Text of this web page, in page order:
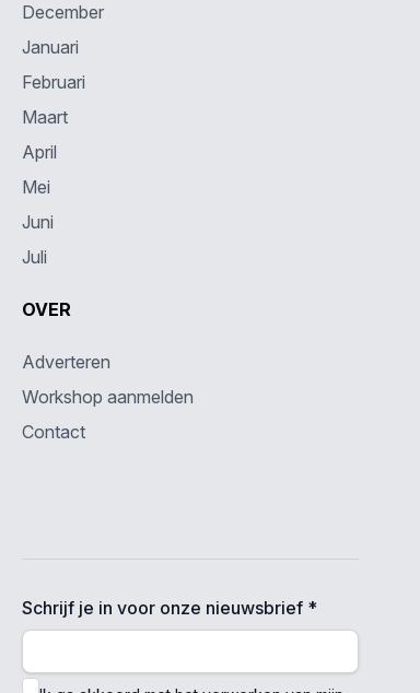
December
Januari
Februari
Maart
April
Mei
Juni
Juli
OVER
Adverteren
Workshop aanmelden
Contact
Schrijf je in voor onze nieuwsbrief *